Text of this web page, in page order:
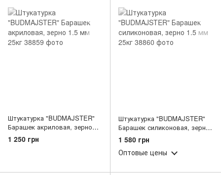
Штукатурка "BUDMAJSTER"
Барашек акриловая, зерно
1.5 мм 25кг
1 250 грн
Штукатурка "BUDMAJSTER"
Барашек силиконовая, зерно
1.5 мм 25кг
1 580 грн
Оптовые цены